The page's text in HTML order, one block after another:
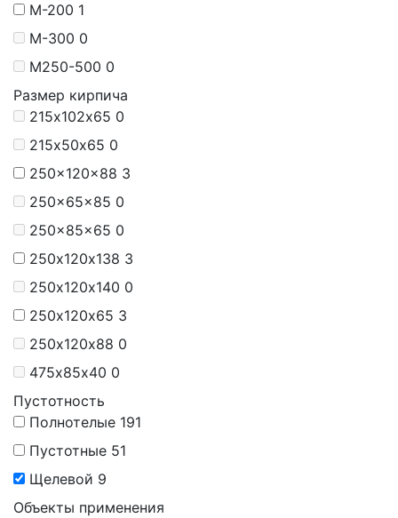
М-200 1
М-300 0
М250-500 0
Размер кирпича
215х102х65 0
215х50х65 0
250x120x88 3
250x65x85 0
250x85x65 0
250х120х138 3
250х120х140 0
250х120х65 3
250х120х88 0
475х85х40 0
Пустотность
Полнотелые 191
Пустотные 51
Щелевой 9
Объекты применения